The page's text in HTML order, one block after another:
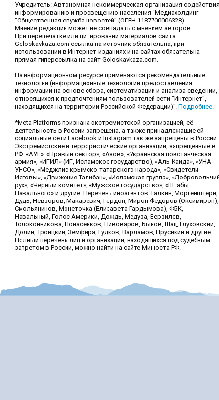
Учредитель: Автономная некоммерческая организация содействия
информированию и просвещению населения "Медиахолдинг
"Общественная служба новостей" (ОГРН 1187700006328).
Мнение редакции может не совпадать с мнением авторов.
При перепечатке или цитировании материалов сайта
Goloskavkaza.com ссылка на источник обязательна, при
использовании в Интернет-изданиях и на сайтах обязательна
прямая гиперссылка на сайт Goloskavkaza.com.
На информационном ресурсе применяются рекомендательные
технологии (информационные технологии предоставления
информации на основе сбора, систематизации и анализа сведений,
относящихся к предпочтениям пользователей сети "Интернет",
находящихся на территории Российской Федерации)". Подробнее
*Meta Platforms признана экстремистской организацией, её
деятельность в России запрещена, а также принадлежащие ей
социальные сети Facebook и Instagram так же запрещены в России.
Экстремистские и террористические организации, запрещенные в
РФ: «АУЕ», «Правый сектор», «Азов», «Украинская повстанческая
армия», «ИГИЛ» (ИГ, Исламское государство), «Аль-Каида», «УНА-
УНСО», «Меджлис крымско-татарского народа», «Свидетели
Иеговы», «Движение Талибан», «Исламская группа»,
рух», «Чёрный комитет», «Мужское государство», «Штабы
Навального» и другие. Перечень иноагентов: Галкин, Моргенштерн,
Дудь, Невзоров, Макаревич, Гордон, Мирон Фёдоров (Оксимирон),
Смольянинов, Монеточка (Елизавета Гардымова), ФБК,
Навальный, Голос Америки, Дождь, Медуза, Верзилов,
Толоконникова, Понасенков, Пивоваров, Быков, Шац, Глуховский,
Долин, Троицкий, Земфира, Гудков, Варламов, Прусикин и другие.
Полный перечень лиц и организаций, находящихся под судебным
запретом в России, можно найти на сайте Минюста РФ.